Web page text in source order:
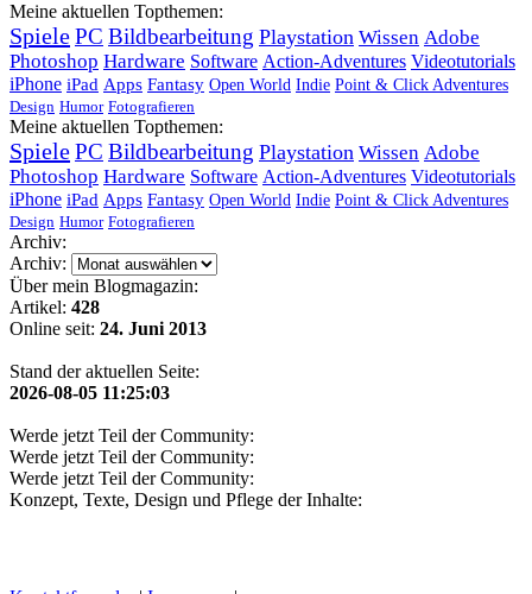
Meine aktuellen Topthemen:
SpielePC Bildbearbeitung Playstation Wissen Adobe
Photoshop Hardware Software Action-Adventures Videotutorials
iPhone iPad Apps Fantasy Open World Indie Point & Click Adventures
Design Humor Fotografieren
Meine aktuellen Topthemen:
SpielePC Bildbearbeitung Playstation Wissen Adobe
Photoshop Hardware Software Action-Adventures Videotutorials
iPhone iPad Apps Fantasy Open World Indie Point & Click Adventures
Design Humor Fotografieren
Archiv:
Archiv:
Über mein Blogmagazin:
Artikel: 428
Online seit: 24. Juni 2013
Stand der aktuellen Seite:
2026-08-05 11:25:03
Werde jetzt Teil der Community:
Werde jetzt Teil der Community:
Werde jetzt Teil der Community:
Konzept, Texte, Design und Pflege der Inhalte: